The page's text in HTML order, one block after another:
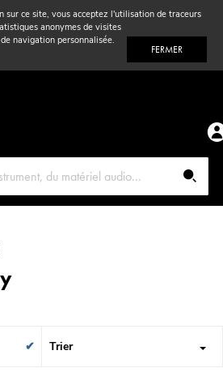
sur ce site, vous acceptez l'utilisation de traceurs
anonymes de visites
navigation personnalisée.
FERMER
Trier